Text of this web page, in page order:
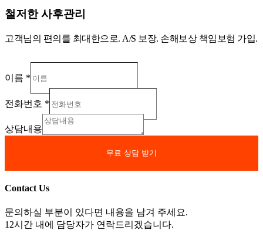
철저한 사후관리
고객님의 편의를 최대한으로. A/S 보장. 손해보상 책임보험 가입.
이름 *
전화번호 *
상담내용
무료 상담 받기
Contact Us
문의하실 부분이 있다면 내용을 남겨 주세요.
12시간 내에 담당자가 연락드리겠습니다.